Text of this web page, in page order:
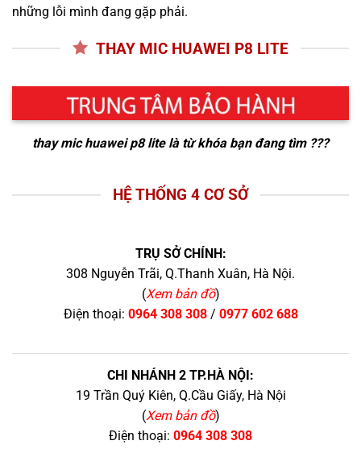
những lỗi mình đang gặp phải.
THAY MIC HUAWEI P8 LITE
thay mic huawei p8 litelà từ khóa bạn đang tìm ???
HỆ THỐNG 4 CƠ SỞ
TRỤ SỞ CHÍNH:
308 Nguyễn Trãi, Q.Thanh Xuân, Hà Nội.
(Xem bản đồ)
Điện thoại: 0964 308 308/ 0977 602 688
CHI NHÁNH 2 TP.HÀ NỘI:
19 Trần Quý Kiên, Q.Cầu Giấy, Hà Nội
(Xem bản đồ)
Điện thoại: 0964 308 308